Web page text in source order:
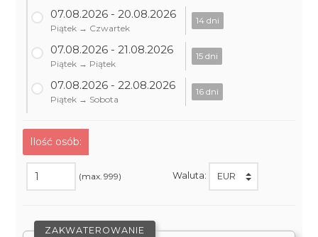
07.08.2026 - 20.08.2026
Piątek → Czwartek
14 dni
07.08.2026 - 21.08.2026
Piątek → Piątek
15 dni
07.08.2026 - 22.08.2026
Piątek → Sobota
16 dni
Ilość osób:
(max. 999) Waluta:
ZAKWATEROWANIE